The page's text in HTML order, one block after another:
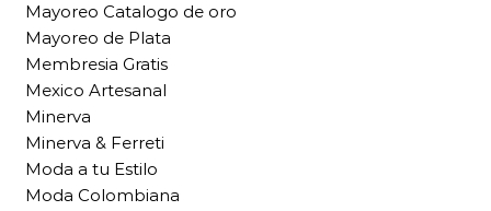
Mayoreo Catalogo de oro
Mayoreo de Plata
Membresia Gratis
Mexico Artesanal
Minerva
Minerva & Ferreti
Moda a tu Estilo
Moda Colombiana